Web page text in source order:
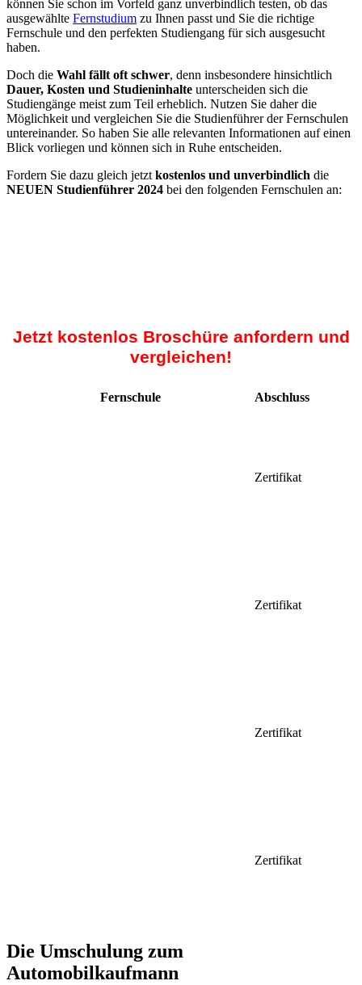
können Sie schon im Vorfeld ganz unverbindlich testen, ob das
ausgewählte Fernstudium zu Ihnen passt und Sie die richtige
Fernschule und den perfekten Studiengang für sich ausgesucht
haben.
Doch die Wahl fällt oft schwer, denn insbesondere hinsichtlich
Dauer, Kosten und Studieninhalte unterscheiden sich die
Studiengänge meist zum Teil erheblich. Nutzen Sie daher die
Möglichkeit und vergleichen Sie die Studienführer der Fernschulen
untereinander. So haben Sie alle relevanten Informationen auf einen
Blick vorliegen und können sich in Ruhe entscheiden.
Fordern Sie dazu gleich jetzt kostenlos und unverbindlich die
NEUEN Studienführer 2024 bei den folgenden Fernschulen an:
Jetzt kostenlos Broschüre anfordern und
vergleichen!
Fernschule Abschluss
Zertifikat
Zertifikat
Zertifikat
Zertifikat
Die Umschulung zum
Automobilkaufmann